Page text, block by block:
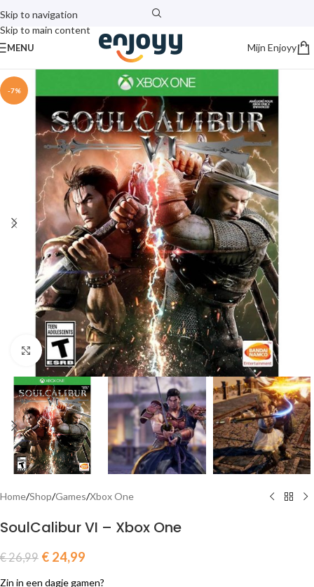
Skip to navigation
Skip to main content
MENU Mijn Enjoyy
-7%
Click to enlarge
Home/Shop/Games/Xbox One
SoulCalibur VI – Xbox One
€26,99 € 24,99
Zin in een dagje gamen?